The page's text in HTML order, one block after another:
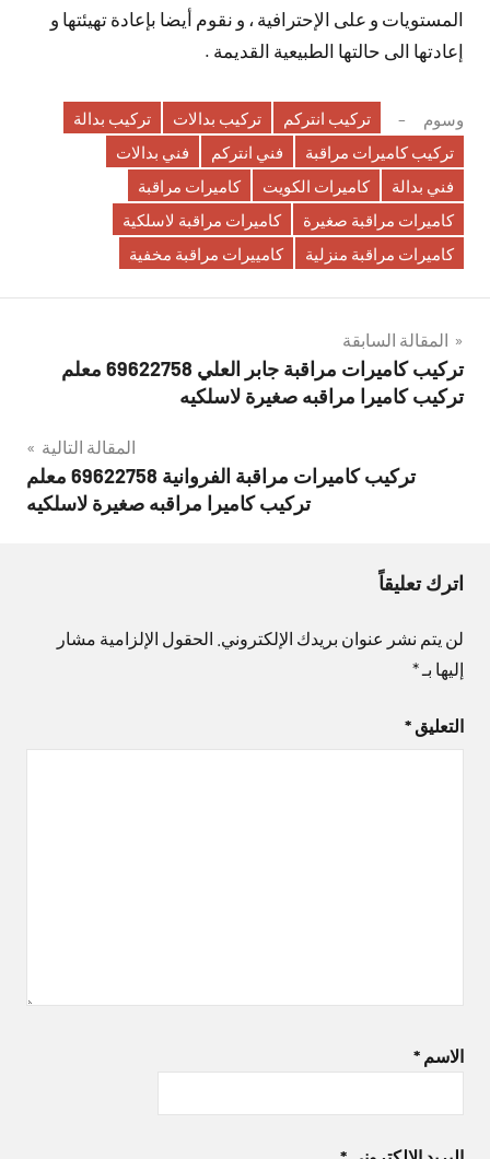
المستويات و على الإحترافية ، و نقوم أيضا بإعادة تهيئتها و
إعادتها الى حالتها الطبيعية القديمة .
وسوم تركيب انتركم تركيب بدالات
تركيب بدالة
تركيب كاميرات مراقبة
فني انتركم
فني بدالات
فني بدالة
كاميرات الكويت
كاميرات مراقبة
كاميرات مراقبة صغيرة
كاميرات مراقبة لاسلكية
كاميرات مراقبة منزلية
كامييرات مراقبة مخفية
تصفّح
المقالات
المقالة السابقة
تركيب كاميرات مراقبة جابر العلي 69622758 معلم
تركيب كاميرا مراقبه صغيرة لاسلكيه
المقالة التالية
تركيب كاميرات مراقبة الفروانية 69622758 معلم
تركيب كاميرا مراقبه صغيرة لاسلكيه
اترك تعليقاً
لن يتم نشر عنوان بريدك الإلكتروني. الحقول الإلزامية مشار
إليها بـ*
التعليق *
الاسم *